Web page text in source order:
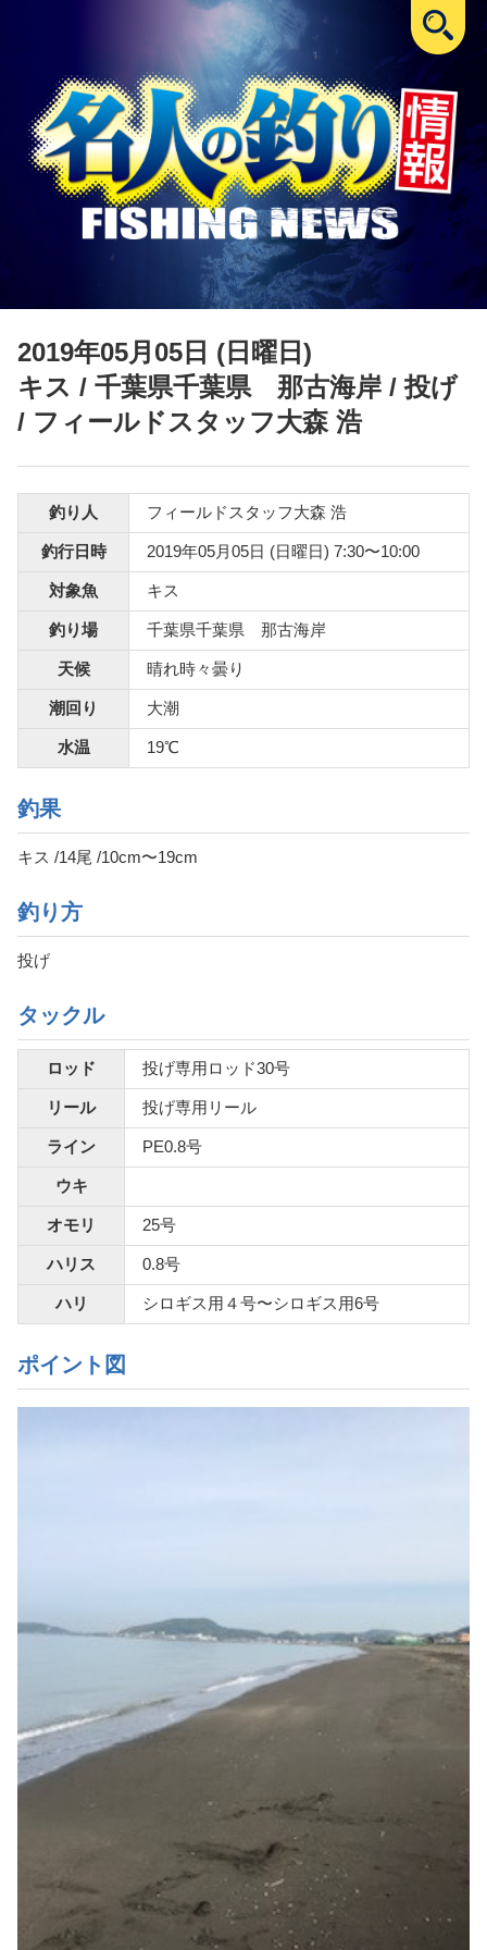
2019年05月05日 (日曜日)
キス / 千葉県千葉県 那古海岸 / 投げ
/ フィールドスタッフ大森 浩
釣り人 フィールドスタッフ大森 浩
釣行日時 2019年05月05日 (日曜日) 7:30〜10:00
対象魚 キス
釣り場 千葉県千葉県 那古海岸
天候 晴れ時々曇り
潮回り 大潮
水温 19℃
釣果
キス /14尾 /10cm〜19cm
釣り方
投げ
タックル
ロッド 投げ専用ロッド30号
リール 投げ専用リール
ライン PE0.8号
ウキ
オモリ 25号
ハリス 0.8号
ハリ シロギス用４号〜シロギス用6号
ポイント図